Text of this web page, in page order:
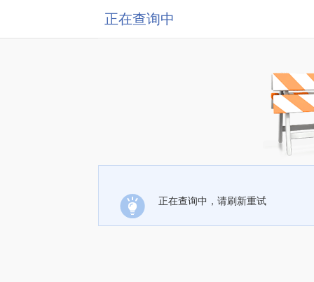
正在查询中
正在查询中，请刷新重试